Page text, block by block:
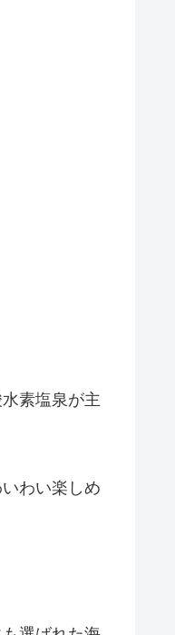
素塩泉が主
わい楽しめ